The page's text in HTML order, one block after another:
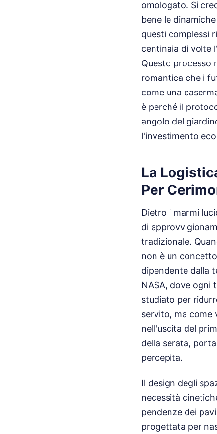
omologato. Si
bene le
questi complessi
centinaia di volte
Questo processo
romantica che i
come una
è perché il
angolo del
l'investimento
La
Per
Dietro i marmi
di
tradizionale.
non è un
dipendente dalla
NASA, dove ogni
studiato per
servito, ma come
nell'uscita del
della serata,
percepita.
Il design degli
necessità
pendenze dei
progettata per